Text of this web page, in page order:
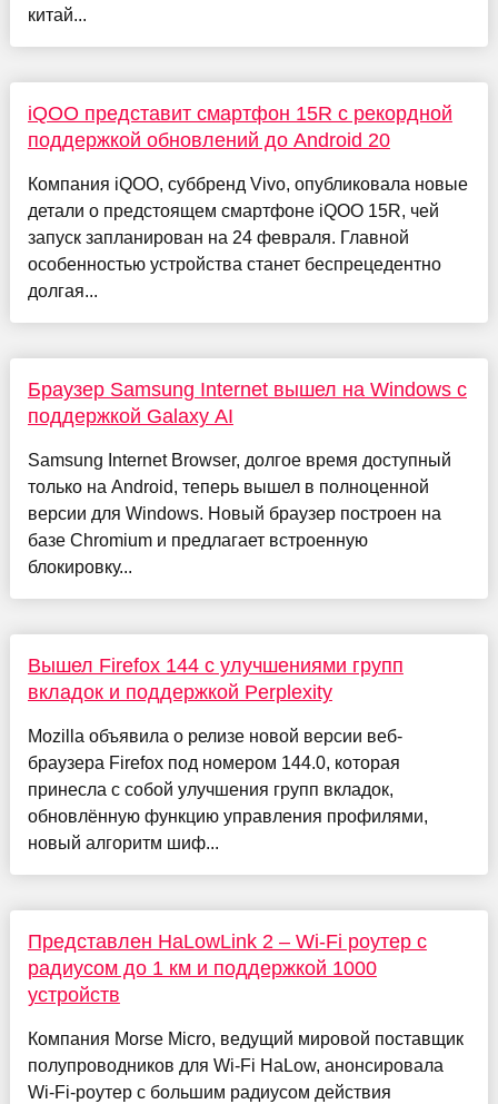
китай...
iQOO представит смартфон 15R с рекордной
поддержкой обновлений до Android 20
Компания iQOO, суббренд Vivo, опубликовала новые
детали о предстоящем смартфоне iQOO 15R, чей
запуск запланирован на 24 февраля. Главной
особенностью устройства станет беспрецедентно
долгая...
Браузер Samsung Internet вышел на Windows с
поддержкой Galaxy AI
Samsung Internet Browser, долгое время доступный
только на Android, теперь вышел в полноценной
версии для Windows. Новый браузер построен на
базе Chromium и предлагает встроенную
блокировку...
Вышел Firefox 144 с улучшениями групп
вкладок и поддержкой Perplexity
Mozilla объявила о релизе новой версии веб-
браузера Firefox под номером 144.0, которая
принесла с собой улучшения групп вкладок,
обновлённую функцию управления профилями,
новый алгоритм шиф...
Представлен HaLowLink 2 – Wi-Fi роутер с
радиусом до 1 км и поддержкой 1000
устройств
Компания Morse Micro, ведущий мировой поставщик
полупроводников для Wi-Fi HaLow, анонсировала
Wi-Fi-роутер с большим радиусом действия